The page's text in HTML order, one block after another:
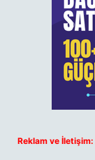
Reklam ve İletişim: